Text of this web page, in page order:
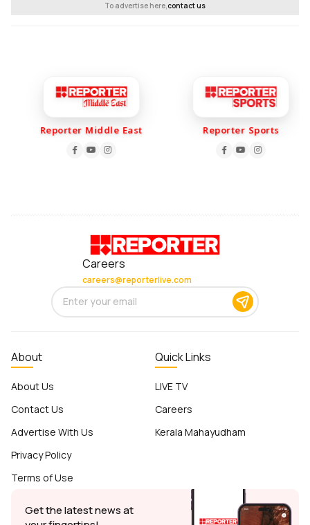
To advertise here,contact us
Reporter Middle East Reporter Sports
Careers
careers@reporterlive.com
About
About Us
Contact Us
Advertise With Us
Privacy Policy
Terms of Use
Quick Links
LIVE TV
Careers
Kerala Mahayudham
Get the latest news at